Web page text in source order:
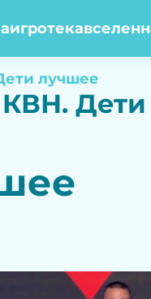
игротека
лучшее
КВН.